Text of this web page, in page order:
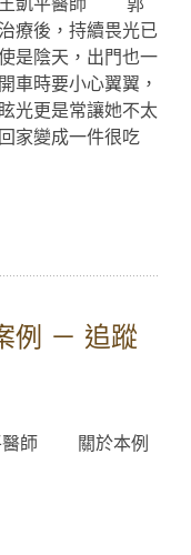
療後，持續畏光已
是陰天，出門也一
車時要小心翼翼，
光更是常讓她不太
家變成一件很吃
例 － 追蹤
醫師 關於本例